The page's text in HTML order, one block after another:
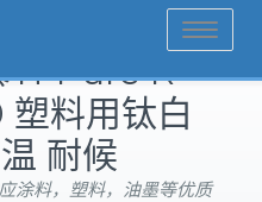
Toggle
Ti-Pure R-
料用钛白
耐候
涂料，塑料，油墨等优质